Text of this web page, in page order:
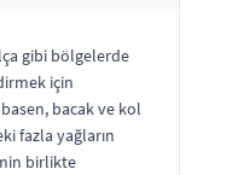
gibi bölgelerde
için
bacak ve kol
fazla yağların
birlikte